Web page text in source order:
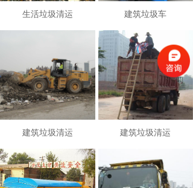
生活垃圾清运 建筑垃圾车
建筑垃圾清运 建筑垃圾清运